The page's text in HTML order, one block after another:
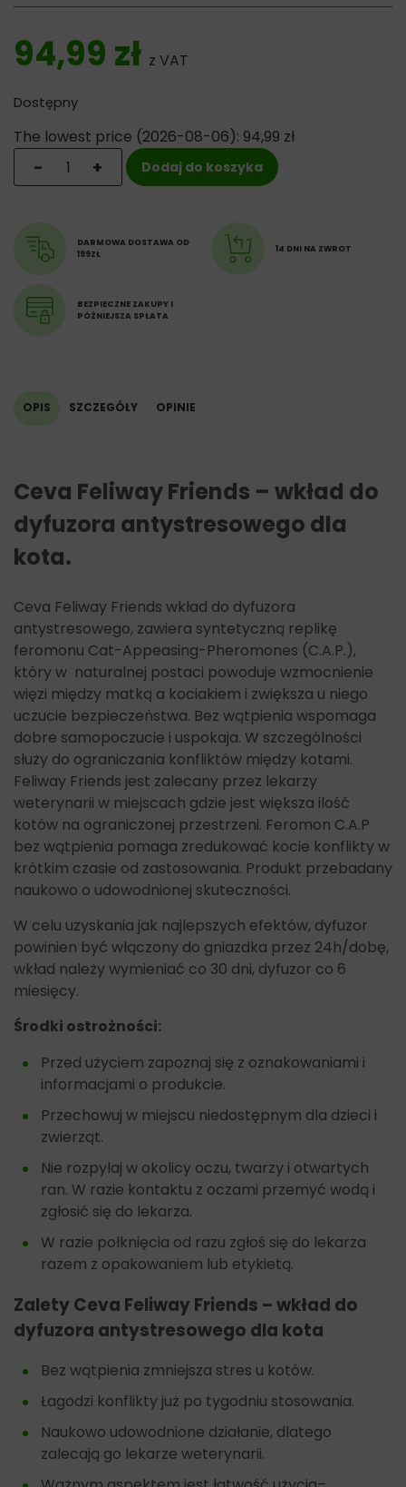
węglowodór izoparafinowy
94,99 zł z VAT
Dostępny
The lowest price (2026-08-06): 94,99 zł
ilość Ceva Feliway Friends - wkład do dyfuzora
+
- Dodaj do koszyka
DARMOWA DOSTAWA OD
199ZŁ
14 DNI NA ZWROT
BEZPIECZNE ZAKUPY I
PÓŹNIEJSZA SPŁATA
OPIS SZCZEGÓŁY OPINIE
Ceva Feliway Friends – wkład do
dyfuzora antystresowego dla
kota.
Ceva Feliway Friends wkład do dyfuzora
antystresowego, zawiera syntetyczną replikę
feromonu Cat-Appeasing-Pheromones (C.A.P.),
który w naturalnej postaci powoduje wzmocnienie
więzi między matką a kociakiem i zwiększa u niego
uczucie bezpieczeństwa. Bez wątpienia wspomaga
dobre samopoczucie i uspokaja. W szczególności
służy do ograniczania konfliktów między kotami.
Feliway Friends jest zalecany przez lekarzy
weterynarii w miejscach gdzie jest większa ilość
kotów na ograniczonej przestrzeni. Feromon C.A.P
bez wątpienia pomaga zredukować kocie konflikty w
krótkim czasie od zastosowania. Produkt przebadany
naukowo o udowodnionej skuteczności.
W celu uzyskania jak najlepszych efektów, dyfuzor
powinien być włączony do gniazdka przez 24h/dobę,
wkład należy wymieniać co 30 dni, dyfuzor co 6
miesięcy.
Środki ostrożności:
Przed użyciem zapoznaj się z oznakowaniami i
informacjami o produkcie.
Przechowuj w miejscu niedostępnym dla dzieci i
zwierząt.
Nie rozpylaj w okolicy oczu, twarzy i otwartych
ran. W razie kontaktu z oczami przemyć wodą i
zgłosić się do lekarza.
W razie połknięcia od razu zgłoś się do lekarza
razem z opakowaniem lub etykietą.
Zalety Ceva Feliway Friends – wkład do
dyfuzora antystresowego dla kota
Bez wątpienia zmniejsza stres u kotów.
Łagodzi konflikty już po tygodniu stosowania.
Naukowo udowodnione działanie, dlatego
zalecają go lekarze weterynarii.